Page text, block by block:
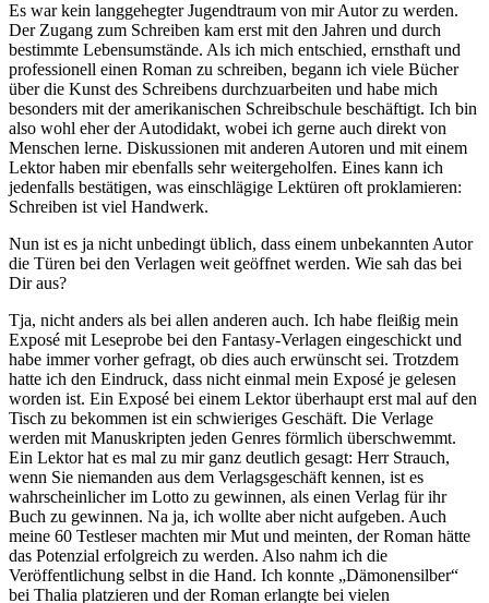
Es war kein langgehegter Jugendtraum von mir Autor zu werden.
Der Zugang zum Schreiben kam erst mit den Jahren und durch
bestimmte Lebensumstände. Als ich mich entschied, ernsthaft und
professionell einen Roman zu schreiben, begann ich viele Bücher
über die Kunst des Schreibens durchzuarbeiten und habe mich
besonders mit der amerikanischen Schreibschule beschäftigt. Ich bin
also wohl eher der Autodidakt, wobei ich gerne auch direkt von
Menschen lerne. Diskussionen mit anderen Autoren und mit einem
Lektor haben mir ebenfalls sehr weitergeholfen. Eines kann ich
jedenfalls bestätigen, was einschlägige Lektüren oft proklamieren:
Schreiben ist viel Handwerk.
Nun ist es ja nicht unbedingt üblich, dass einem unbekannten Autor
die Türen bei den Verlagen weit geöffnet werden. Wie sah das bei
Dir aus?
Tja, nicht anders als bei allen anderen auch. Ich habe fleißig mein
Exposé mit Leseprobe bei den Fantasy-Verlagen eingeschickt und
habe immer vorher gefragt, ob dies auch erwünscht sei. Trotzdem
hatte ich den Eindruck, dass nicht einmal mein Exposé je gelesen
worden ist. Ein Exposé bei einem Lektor überhaupt erst mal auf den
Tisch zu bekommen ist ein schwieriges Geschäft. Die Verlage
werden mit Manuskripten jeden Genres förmlich überschwemmt.
Ein Lektor hat es mal zu mir ganz deutlich gesagt: Herr Strauch,
wenn Sie niemanden aus dem Verlagsgeschäft kennen, ist es
wahrscheinlicher im Lotto zu gewinnen, als einen Verlag für ihr
Buch zu gewinnen. Na ja, ich wollte aber nicht aufgeben. Auch
meine 60 Testleser machten mir Mut und meinten, der Roman hätte
das Potenzial erfolgreich zu werden. Also nahm ich die
Veröffentlichung selbst in die Hand. Ich konnte „Dämonensilber“
bei Thalia platzieren und der Roman erlangte bei vielen